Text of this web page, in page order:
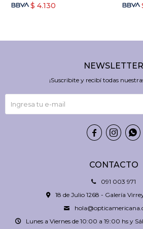
$ 4.130
CONTACTO
091 003 971
18 de Julio 1268 - Galería
Lunes a Viernes de 10:00 a 19:00 hs y
NEWSLETTER
¡Suscribite y recibí todas
  